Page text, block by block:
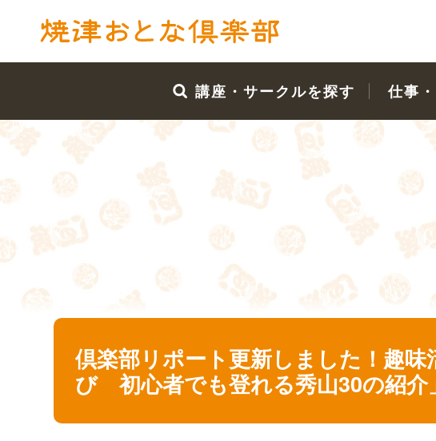
講座・サークルを探す 仕事
倶楽部リポート更新しました！趣
び 初心者でも登れる秀山30の紹介